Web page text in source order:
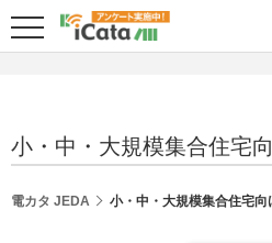
小・中・大規模集合住宅
電カタ JEDA 小・中・大規模集合住宅向